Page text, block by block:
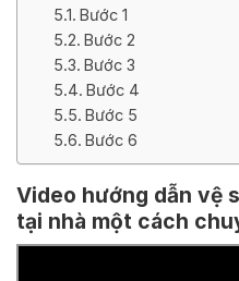
Bước 1
Bước 2
Bước 3
Bước 4
Bước 5
Bước 6
Video hướng dẫn vệ
tại nhà một cách